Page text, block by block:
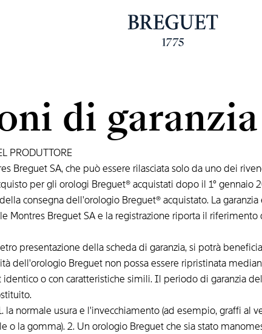
di garanzia
PRODUTTORE
Breguet SA, che può essere rilasciata solo da uno dei
per gli orologi Breguet® acquistati dopo il 1°
consegna dell'orologio Breguet® acquistato. La
Montres Breguet SA e la registrazione riporta il
presentazione della scheda di garanzia, si potrà
dell'orologio Breguet non possa essere ripristinata
o con caratteristiche simili. Il periodo di garanzia
la normale usura e l'invecchiamento (ad esempio, graffi al
o la gomma). 2. Un orologio Breguet che sia stato